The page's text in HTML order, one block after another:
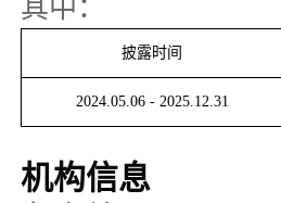
其中：
披露时间
2024.05.06- 2025.12.31
机构信息